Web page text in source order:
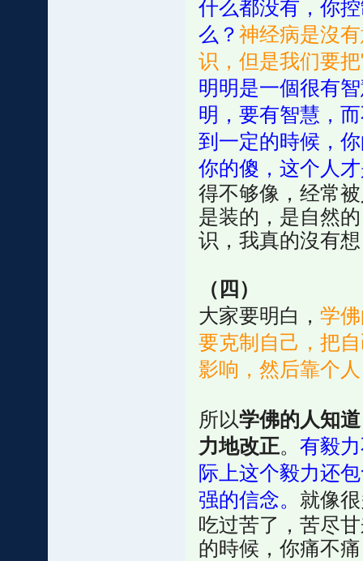
什么都没有，你
么？ 神经病是沒
识，但是我们要
明明是一個很有
明，要有智慧，
到一定的時候，
你的傻，这个人
得不够像，经常
是装的，是自然
识，我真的沒有
（四）
大家要明白， 学
要克制自己，把
影响，然后靠个
所以学佛的人知
力地改正。 有毅
际上这个毅力还
强的信念。 就像
吃过苦了，苦尽
的時候，你痛不